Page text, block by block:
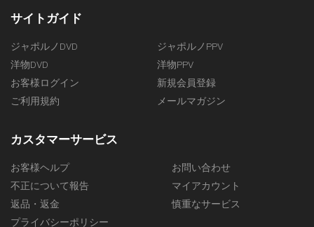
サイトガイド
ジャポルノDVD
ジャポルノPPV
洋物DVD
洋物PPV
お客様ログイン
新規会員登録
ご利用規約
メールマガジン
カスタマーサービス
お客様ヘルプ
お問い合わせ
不正について報告
マイアカウント
返品・返金
慎重なサービス
プライバシーポリシー